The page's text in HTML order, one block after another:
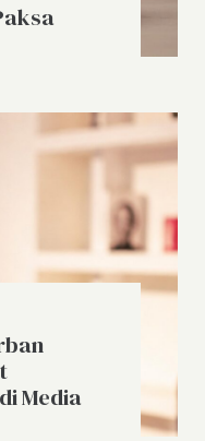
Media